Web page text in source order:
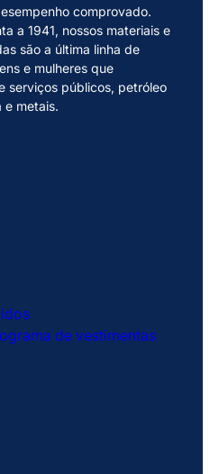
comprovado.
a 1941, nossos materiais e
são a última linha de
e mulheres que
serviços públicos, petróleo
e metais.
de vestimentas